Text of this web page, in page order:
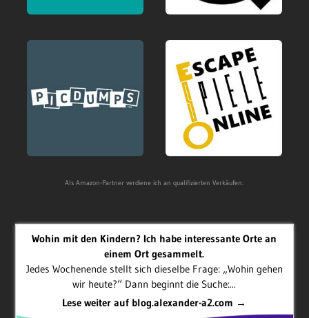
Als Amazon-Partner verdiene ich an qualifizierten Verkäufen.
Wohin mit den Kindern? Ich habe interessante Orte an
einem Ort gesammelt.
Jedes Wochenende stellt sich dieselbe Frage: „Wohin gehen
wir heute?“ Dann beginnt die Suche:...
Lese weiter auf blog.alexander-a2.com →